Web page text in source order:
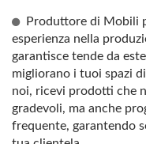
Produttore di Mobili
esperienza nella
garantisce tende da
migliorano i tuoi spazi
noi, ricevi prodotti che
gradevoli, ma anche
frequente, garantendo